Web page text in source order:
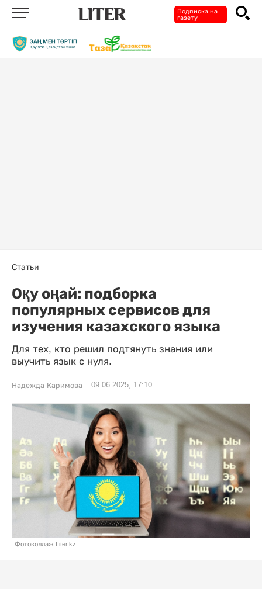
Подписка на
газету
Статьи
Оқу оңай: подборка
популярных сервисов для
изучения казахского языка
Для тех, кто решил подтянуть знания или
выучить язык с нуля.
Надежда Каримова 09.06.2025, 17:10
Фотоколлаж Liter.kz